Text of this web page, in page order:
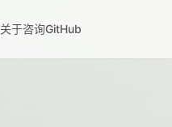
关于咨询GitHub